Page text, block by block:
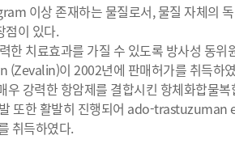
이상 존재하는 물질로서, 물질 자체의
점이 있다.
한 치료효과를 가질 수 있도록 방사성 동위
이 2002년에 판매허가를 취득하
우 강력한 항암제를 결합시킨 항체화합물
또한 활발히 진행되어 ado-
취득하였다.